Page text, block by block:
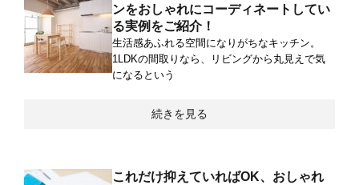
ンをおしゃれにコーディネートしてい
る実例をご紹介！
生活感あふれる空間になりがちなキッチン。
1LDKの間取りなら、リビングから丸見えで気
になるという
続きを見る
これだけ抑えていればOK、おしゃれ